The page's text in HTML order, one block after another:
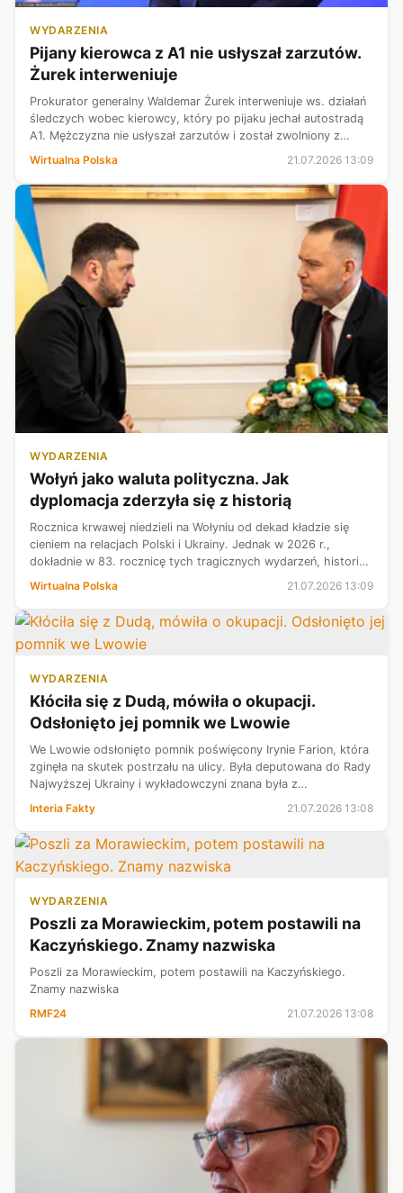
WYDARZENIA
Pijany kierowca z A1 nie usłyszał zarzutów.
Żurek interweniuje
Prokurator generalny Waldemar Żurek interweniuje ws. działań
śledczych wobec kierowcy, który po pijaku jechał autostradą
A1. Mężczyzna nie usłyszał zarzutów i został zwolniony z
Wirtualna Polska 21.07.2026 13:09
WYDARZENIA
Wołyń jako waluta polityczna. Jak
dyplomacja zderzyła się z historią
Rocznica krwawej niedzieli na Wołyniu od dekad kładzie się
cieniem na relacjach Polski i Ukrainy. Jednak w 2026 r.,
dokładnie w 83. rocznicę tych tragicznych wydarzeń, historia
twardej polityki ...
Wirtualna Polska 21.07.2026 13:09
WYDARZENIA
Kłóciła się z Dudą, mówiła o okupacji.
Odsłonięto jej pomnik we Lwowie
We Lwowie odsłonięto pomnik poświęcony Irynie Farion, która
zginęła na skutek postrzału na ulicy. Była deputowana do Rady
Najwyższej Ukrainy i wykładowczyni znana była z
także z ówczesnym prezyd...
Interia Fakty 21.07.2026 13:08
WYDARZENIA
Poszli za Morawieckim, potem postawili na
Kaczyńskiego. Znamy nazwiska
Poszli za Morawieckim, potem postawili na Kaczyńskiego.
Znamy nazwiska
RMF24
21.07.2026 13:08